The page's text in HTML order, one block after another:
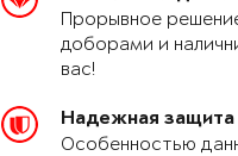
Прорывное
доборами и
вас!
Надежная защита
Особенностью